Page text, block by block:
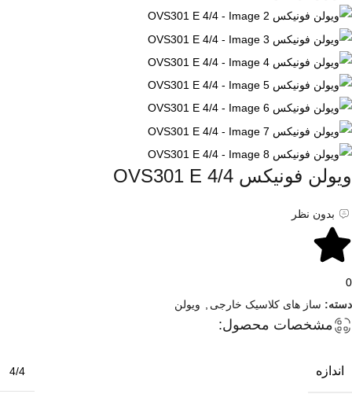
ویولن فونیکس OVS301 E 4/4
بدون نظر
0
دسته: ساز های کلاسیک خارجی ویولن
مشخصات محصول:
اندازه 4/4